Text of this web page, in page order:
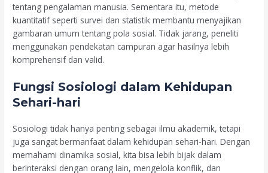
tentang pengalaman manusia. Sementara itu, metode
kuantitatif seperti survei dan statistik membantu menyajikan
gambaran umum tentang pola sosial. Tidak jarang, peneliti
menggunakan pendekatan campuran agar hasilnya lebih
komprehensif dan valid.
Fungsi Sosiologi dalam Kehidupan
Sehari-hari
Sosiologi tidak hanya penting sebagai ilmu akademik, tetapi
juga sangat bermanfaat dalam kehidupan sehari-hari. Dengan
memahami dinamika sosial, kita bisa lebih bijak dalam
berinteraksi dengan orang lain, mengelola konflik, dan